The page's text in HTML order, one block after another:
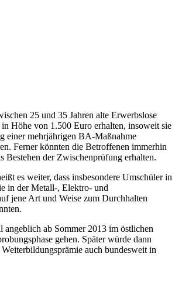
25 und 35 Jahren alte Erwerbslose
Höhe von 1.500 Euro erhalten, insoweit sie
einer mehrjährigen BA-Maßnahme
Ferner könnten die Betroffenen immerhin
Bestehen der Zwischenprüfung erhalten.
es weiter, dass insbesondere Umschüler in
in der Metall-, Elektro- und
jene Art und Weise zum Durchhalten
angeblich ab Sommer 2013 im östlichen
gehen. Später würde dann
auch bundesweit in